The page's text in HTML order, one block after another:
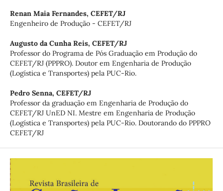
Renan Maia Fernandes, CEFET/RJ
Engenheiro de Produção - CEFET/RJ
Augusto da Cunha Reis, CEFET/RJ
Professor do Programa de Pós Graduação em Produção do
CEFET/RJ (PPPRO). Doutor em Engenharia de Produção
(Logística e Transportes) pela PUC-Rio.
Pedro Senna, CEFET/RJ
Professor da graduação em Engenharia de Produção do
CEFET/RJ UnED NI. Mestre em Engenharia de Produção
(Logística e Transportes) pela PUC-Rio. Doutorando do PPPRO
CEFET/RJ